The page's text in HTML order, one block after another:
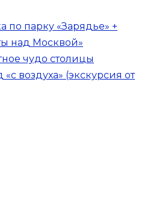
по парку «Зарядье» +
над Москвой»
чудо столицы
воздуха» (экскурсия от